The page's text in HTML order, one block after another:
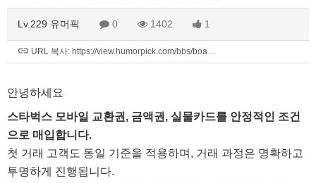
Lv.229 유머픽 0 1402 1
URL 복사: https://view.humorpick.com/bbs/boa…
안녕하세요
스타벅스 모바일 교환권, 금액권, 실물카드를 안정적인 조건
으로 매입합니다.
첫 거래 고객도 동일 기준을 적용하며, 거래 과정은 명확하고
투명하게 진행됩니다.